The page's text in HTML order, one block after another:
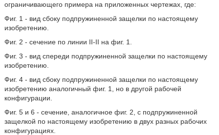
ограничивающего примера на приложенных чертежах, где:
Фиг. 1 - вид сбоку подпружиненной защелки по настоящему
изобретению.
Фиг. 2 - сечение по линии II-II на фиг. 1.
Фиг. 3 - вид спереди подпружиненной защелки по настоящему
изобретению.
Фиг. 4 - вид сбоку подпружиненной защелки по настоящему
изобретению аналогичный фиг. 1, но в другой рабочей
конфигурации.
Фиг. 5 и 6 - сечение, аналогичное фиг. 2, с подпружиненной
защелкой по настоящему изобретению в двух разных рабочих
конфигурациях.